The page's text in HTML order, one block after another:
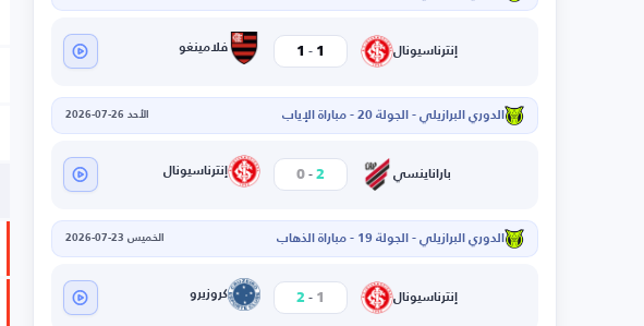
إنترناسيونال 1
-
1 فلامينغو
الدوري البرازيلي - الجولة 20 - مباراة الإياب الأحد 26-07-2026
باراناينسي 2
-
0 إنترناسيونال
الدوري البرازيلي - الجولة 19 - مباراة الذهاب الخميس 23-07-2026
إنترناسيونال 1
-
2 كروزيرو